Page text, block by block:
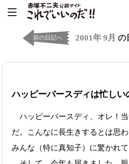
前の日記へ 2001年 9月 の
ハッピーバースディは忙しい
ハッピーバースディ、オレ！
だ。こんなに長生きするとは思
みんな（特に真知子）に驚かれて